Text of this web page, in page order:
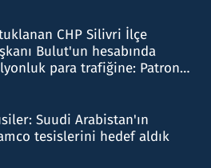
CHP Silivri İlçe
Bulut'un hesabında
para trafiğine: Patron
Suudi Arabistan'ın
tesislerini hedef aldık